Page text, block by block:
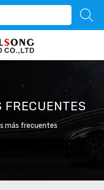
FRECUENTES
más frecuentes